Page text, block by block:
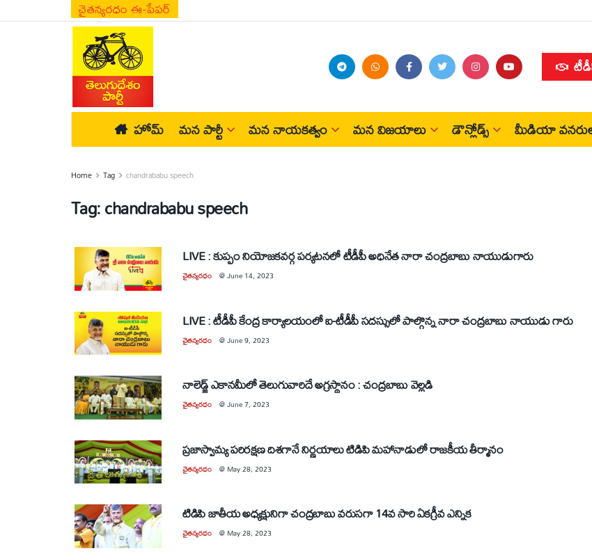
చైతన్యరధం ఈ-పేపర్
హోమ్ మన పార్టీ మన నాయకత్వం మన విజయాలు డౌన్లోడ్స్ మీడియా
Home Tag chandrababu speech
Tag:chandrababu speech
LIVE : కుప్పం నియోజకవర్గ పర్యటనలో టీడీపీ అధినేత నారా చంద్రబాబు నాయుడుగారు
చైతన్యరధం @June 14, 2023
LIVE : టీడీపీ కేంద్ర కార్యాలయంలో ఐ-టీడీపీ సదస్సులో పాల్గొన్న నారా చంద్రబాబు నాయుడు గారు
చైతన్యరధం @June 9, 2023
నాలెడ్జ్ ఎకానమీలో తెలుగువారిదే అగ్రస్థానం : చంద్రబాబు వెల్లడి
చైతన్యరధం @June 7, 2023
ప్రజాస్వామ్య పరిరక్షణ దిశగానే నిర్ణయాలు టిడిపి మహానాడులో రాజకీయ తీర్మానం
చైతన్యరధం @ May 28, 2023
టిడిపి జాతీయ అధ్యక్షునిగా చంద్రబాబు వరుసగా 14వ సారి ఏకగ్రీవ ఎన్నిక
చైతన్యరధం @ May 28, 2023